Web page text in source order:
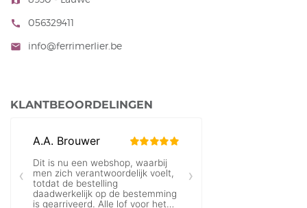
call 056329411
mail info@ferrimerlier.be
KLANTBEOORDELINGEN